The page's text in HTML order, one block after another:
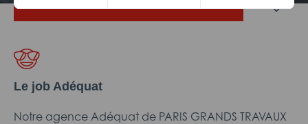
Le job Adéquat
Notre agence Adéquat de PARIS GRANDS TRAVAUX